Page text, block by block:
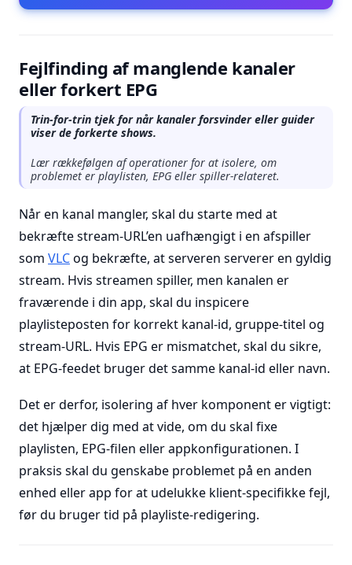
Fejlfinding af manglende kanaler
eller forkert EPG
Trin-for-trin tjek for når kanaler forsvinder eller guider
viser de forkerte shows.
Lær rækkefølgen af operationer for at isolere, om
problemet er playlisten, EPG eller spiller-relateret.
Når en kanal mangler, skal du starte med at
bekræfte stream-URL’en uafhængigt i en afspiller
som VLCog bekræfte, at serveren serverer en gyldig
stream. Hvis streamen spiller, men kanalen er
fraværende i din app, skal du inspicere
playlisteposten for korrekt kanal-id, gruppe-titel og
stream-URL. Hvis EPG er mismatchet, skal du sikre,
at EPG-feedet bruger det samme kanal-id eller navn.
Det er derfor, isolering af hver komponent er vigtigt:
det hjælper dig med at vide, om du skal fixe
playlisten, EPG-filen eller appkonfigurationen. I
praksis skal du genskabe problemet på en anden
enhed eller app for at udelukke klient-specifikke fejl,
før du bruger tid på playliste-redigering.